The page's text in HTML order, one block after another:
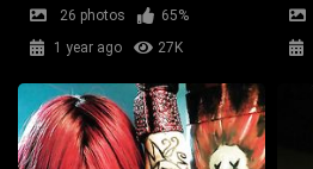
26 photos
65%
1 year ago
27K